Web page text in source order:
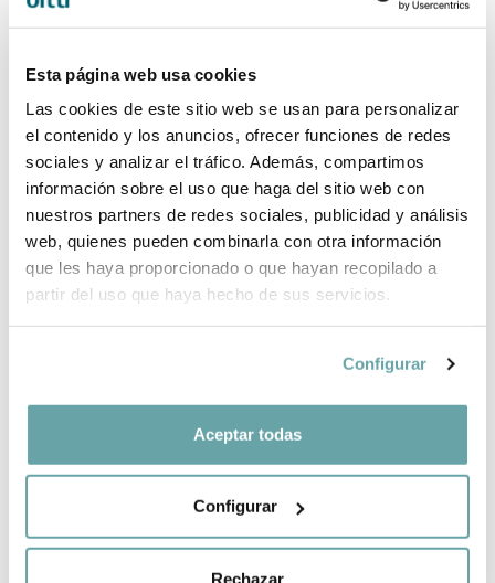
Esta página web usa cookies
Las cookies de este sitio web se usan para personalizar
el contenido y los anuncios, ofrecer funciones de redes
sociales y analizar el tráfico. Además, compartimos
información sobre el uso que haga del sitio web con
nuestros partners de redes sociales, publicidad y análisis
web, quienes pueden combinarla con otra información
que les haya proporcionado o que hayan recopilado a
partir del uso que haya hecho de sus servicios.
Configurar
Aceptar todas
Configurar
Rechazar